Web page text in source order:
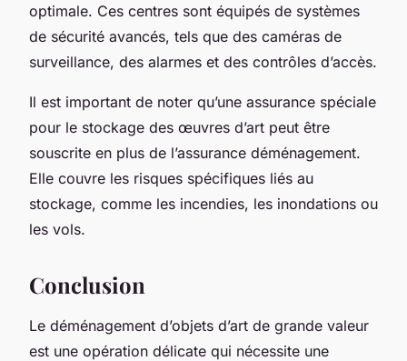
optimale. Ces centres sont équipés de systèmes
de sécurité avancés, tels que des caméras de
surveillance, des alarmes et des contrôles d’accès.
Il est important de noter qu’une assurance spéciale
pour le stockage des œuvres d’art peut être
souscrite en plus de l’assurance déménagement.
Elle couvre les risques spécifiques liés au
stockage, comme les incendies, les inondations ou
les vols.
Conclusion
Le déménagement d’objets d’art de grande valeur
est une opération délicate qui nécessite une